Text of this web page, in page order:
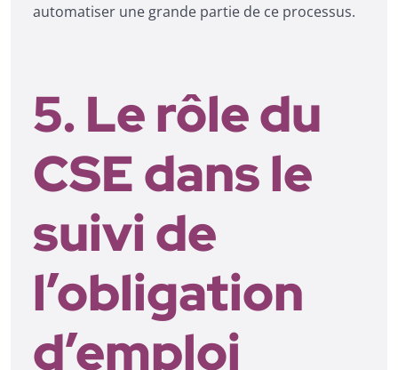
automatiser une grande partie de ce processus.
5. Le rôle du
CSE dans le
suivi de
l’obligation
d’emploi